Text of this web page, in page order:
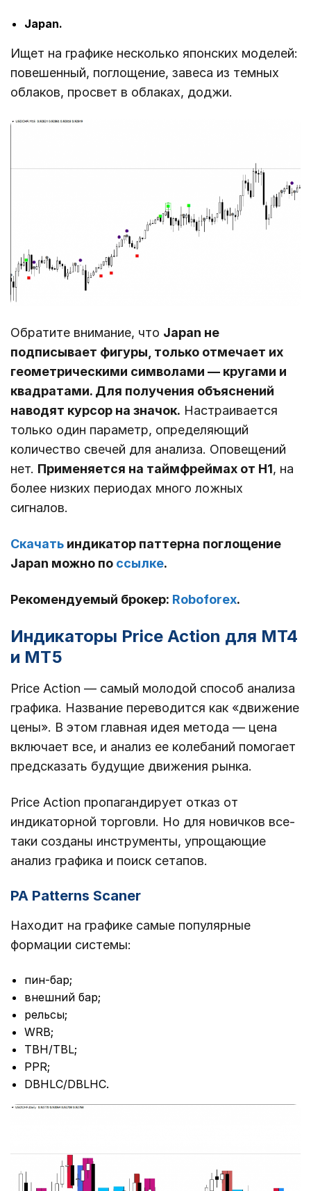
Japan.
Ищет на графике несколько японских моделей:
повешенный, поглощение, завеса из темных
облаков, просвет в облаках, доджи.
Обратите внимание, что Japan не
подписывает фигуры, только отмечает их
геометрическими символами ― кругами и
квадратами. Для получения объяснений
наводят курсор на значок. Настраивается
только один параметр, определяющий
количество свечей для анализа. Оповещений
нет. Применяется на таймфреймах от Н1, на
более низких периодах много ложных
сигналов.
Скачать индикатор паттерна поглощение
Japan можно по ссылке.
Рекомендуемый брокер: Roboforex.
Индикаторы Price Action для МТ4
и МТ5
Price Action ― самый молодой способ анализа
графика. Название переводится как «движение
цены». В этом главная идея метода ― цена
включает все, и анализ ее колебаний помогает
предсказать будущие движения рынка.
Price Action пропагандирует отказ от
индикаторной торговли. Но для новичков все-
таки созданы инструменты, упрощающие
анализ графика и поиск сетапов.
PA Patterns Scaner
Находит на графике самые популярные
формации системы:
пин-бар;
внешний бар;
рельсы;
WRB;
TBH/TBL;
PPR;
DBHLC/DBLHC.